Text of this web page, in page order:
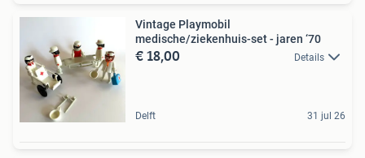
Vintage Playmobil
medische/ziekenhuis-set - jaren ‘70
€ 18,00 Details
Delft 31 jul 26